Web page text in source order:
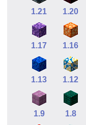
1.21 1.20
1.17 1.16
1.13 1.12
1.9 1.8